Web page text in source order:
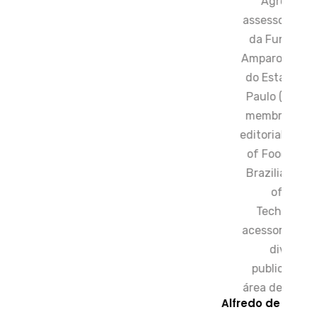
assessor científico
da Fundação de
Amparo à Pesquisa
do Estado de São
Paulo (FAPESP) e
membro do corpo
editorial do Journal
of Food Science,
Brazilian Journal
of Food
Technology e
acessor ad-hoc de
diversas
publicações na
área de alimentos.
Alfredo de Almeida